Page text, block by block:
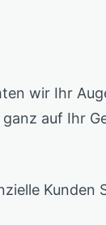
wir Ihr
auf Ihr
Kunden